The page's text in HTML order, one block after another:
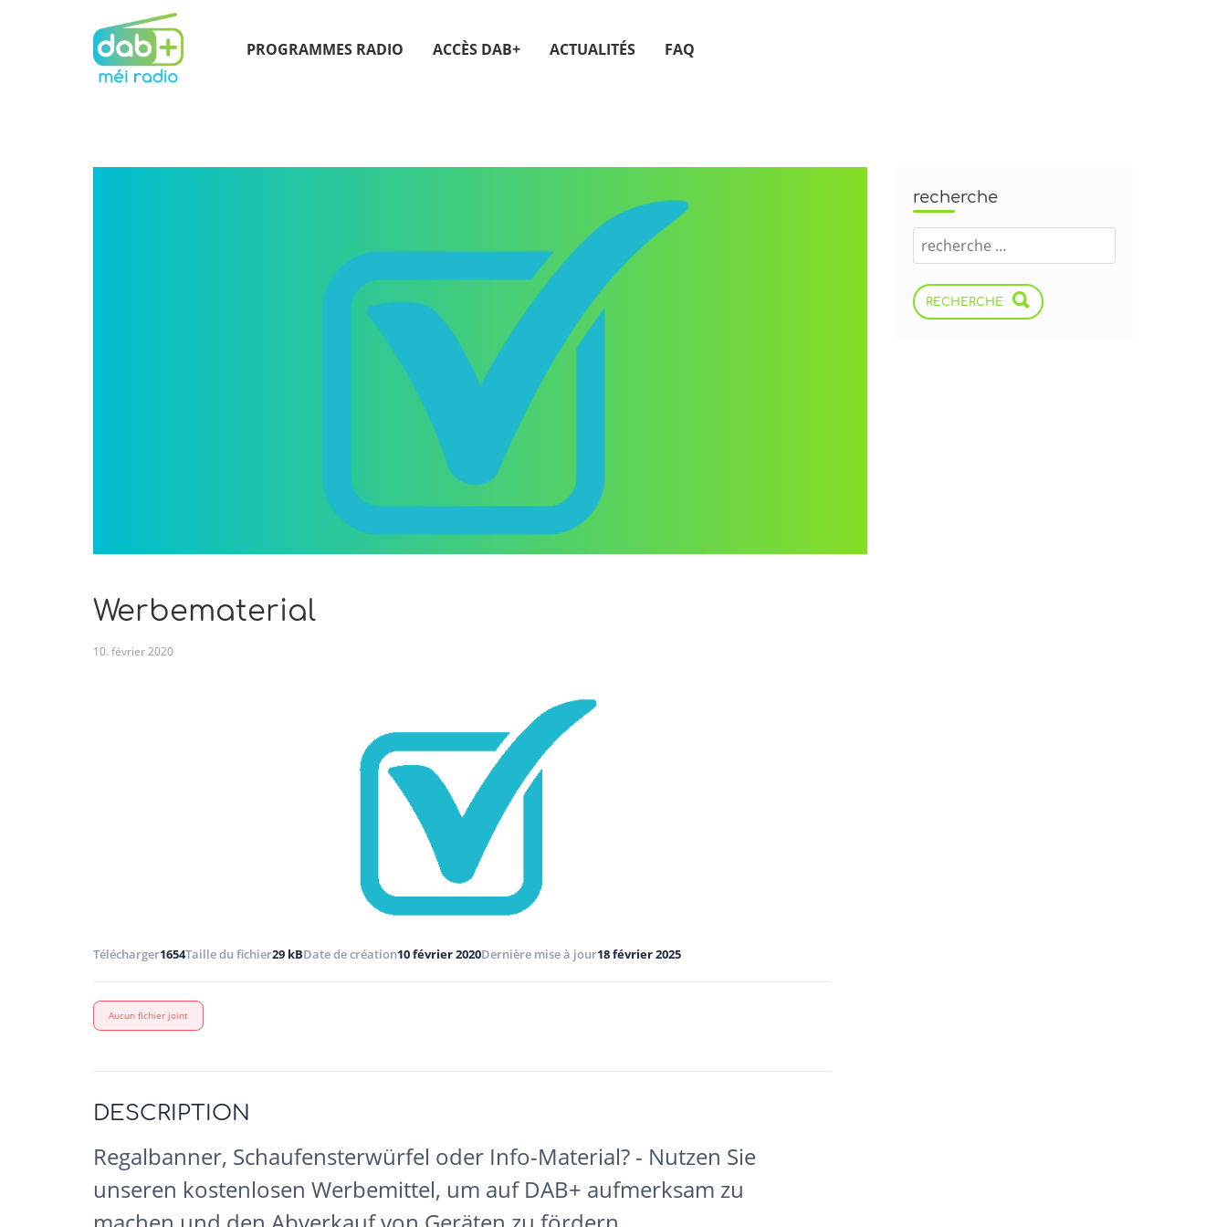
PROGRAMMES RADIO ACCÈS DAB+ ACTUALITÉS FAQ
Werbematerial
10. février2020
Télécharger1654Taille du fichier29 kBDate de création10 février 2020Dernière mise à jour18 février 2025
Aucun fichier joint
DESCRIPTION
Regalbanner, Schaufensterwürfel oder Info-Material? - Nutzen Sie
unseren kostenlosen Werbemittel, um auf DAB+ aufmerksam zu
recherche
RECHERCHE